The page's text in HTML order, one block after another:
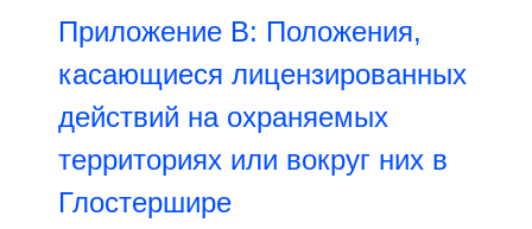
Приложение B: Положения,
касающиеся лицензированных
действий на охраняемых
территориях или вокруг них в
Глостершире